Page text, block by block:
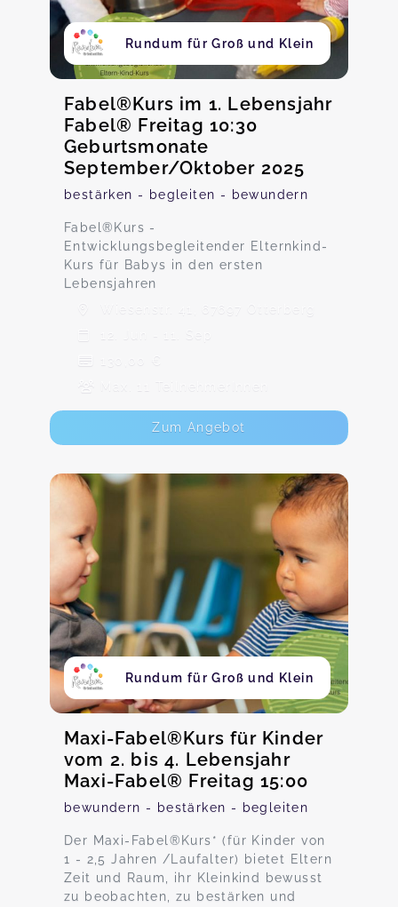
Rundum für Groß und Klein
Fabel®Kurs im 1. Lebensjahr
Fabel® Freitag 10:30
Geburtsmonate
September/Oktober 2025
bestärken - begleiten - bewundern
Fabel®️Kurs -
Entwicklungsbegleitender Elternkind-
Kurs für Babys in den ersten
Lebensjahren
Wiesenstr. 41, 67697 Otterberg
12. Jun - 11. Sep
130,00 €
Max. 11 TeilnehmerInnen
Zum Angebot
Rundum für Groß und Klein
Maxi-Fabel®Kurs für Kinder
vom 2. bis 4. Lebensjahr
Maxi-Fabel® Freitag 15:00
bewundern - bestärken - begleiten
Der Maxi-Fabel®Kurs* (für Kinder von
1 - 2,5 Jahren /Laufalter) bietet Eltern
Zeit und Raum, ihr Kleinkind bewusst
zu beobachten, zu bestärken und